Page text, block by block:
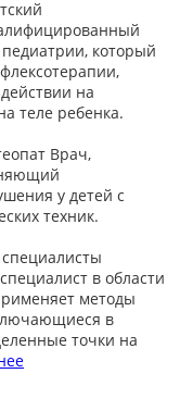
который
на
теле ребенка.
Врач,
у детей с
техник.
в области
методы
в
точки на